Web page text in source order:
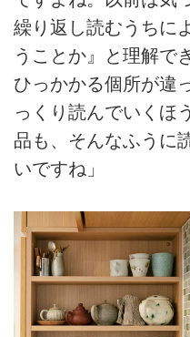
繰り返し読むうちに
うことか』と理解で
ひっかかる個所が違
っくり読んでいくほ
品も、そんなふうに
いですね」